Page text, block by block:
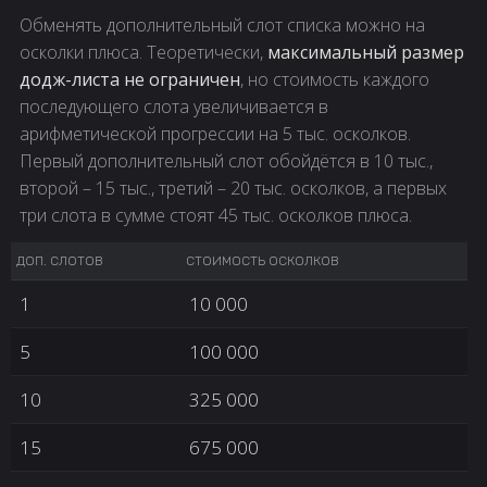
Обменять дополнительный слот списка можно на
осколки плюса. Теоретически, максимальный размер
додж-листа не ограничен, но стоимость каждого
последующего слота увеличивается в
арифметической прогрессии на 5 тыс. осколков.
Первый дополнительный слот обойдётся в 10 тыс.,
второй – 15 тыс., третий – 20 тыс. осколков, а первых
три слота в сумме стоят 45 тыс. осколков плюса.
ДОП. СЛОТОВ СТОИМОСТЬ ОСКОЛКОВ
1
10 000
5
100 000
10
325 000
15
675 000